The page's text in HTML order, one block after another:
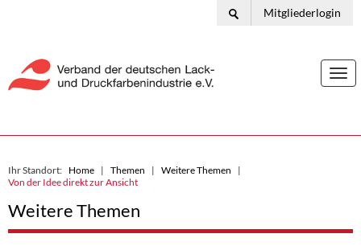
Mitgliederlogin
Ihr Standort: Home Themen
Weitere Themen
Von der Idee direkt zur Ansicht
Weitere Themen